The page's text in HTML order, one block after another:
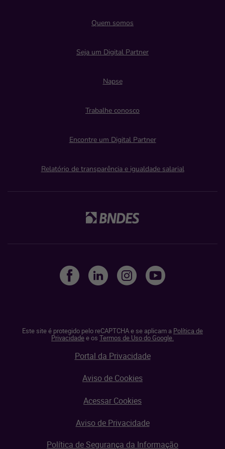
Quem somos
Seja um Digital Partner
Napse
Trabalhe conosco
Encontre um Digital Partner
Relatório de transparência e igualdade salarial
Este site é protegido pelo reCAPTCHA e se aplicam a Política de
Privacidadee os Termos de Uso do Google.
Portal da Privacidade
Aviso de Cookies
Acessar Cookies
Aviso de Privacidade
Política de Segurança da Informação